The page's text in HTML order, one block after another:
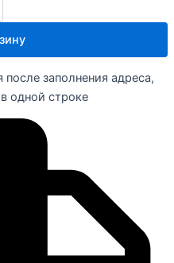
заполнения адреса,
одной строке